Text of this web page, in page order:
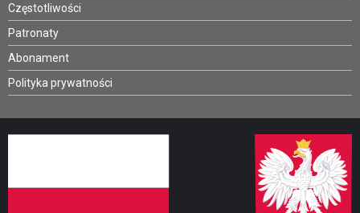
Częstotliwości
Patronaty
Abonament
Polityka prywatności